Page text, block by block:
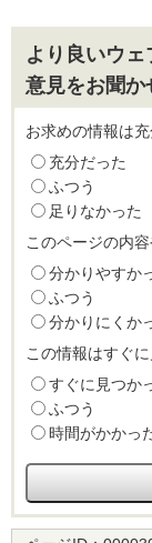
より良いウ
意見をお聞か
お求めの情報は
充分だった
ふつう
足りなかった
このページの内
分かりやすか
ふつう
分かりにくか
この情報はすぐ
すぐに見つか
ふつう
時間がかかっ